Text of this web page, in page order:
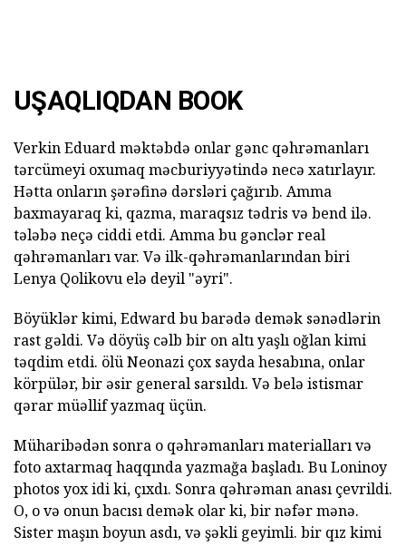
UŞAQLIQDAN BOOK
Verkin Eduard məktəbdə onlar gənc qəhrəmanları
tərcümeyi oxumaq məcburiyyətində necə xatırlayır.
Hətta onların şərəfinə dərsləri çağırıb. Amma
baxmayaraq ki, qazma, maraqsız tədris və bend ilə.
tələbə neçə ciddi etdi. Amma bu gənclər real
qəhrəmanları var. Və ilk-qəhrəmanlarından biri
Lenya Qolikovu elə deyil "əyri".
Böyüklər kimi, Edward bu barədə demək sənədlərin
rast gəldi. Və döyüş cəlb bir on altı yaşlı oğlan kimi
təqdim etdi. ölü Neonazi çox sayda hesabına, onlar
körpülər, bir əsir general sarsıldı. Və belə istismar
qərar müəllif yazmaq üçün.
Müharibədən sonra o qəhrəmanları materialları və
foto axtarmaq haqqında yazmağa başladı. Bu Loninoy
photos yox idi ki, çıxdı. Sonra qəhrəman anası çevrildi.
O, o və onun bacısı demək olar ki, bir nəfər mənə.
Sister maşın boyun asdı, və şəkli geyimli. bir qız kimi